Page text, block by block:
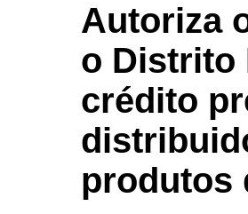
Autoriza
o Distrito
crédito
produtos